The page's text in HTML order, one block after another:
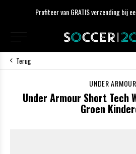
Profiteer van GRATIS verzending bij
Terug
UNDER ARMOUR
Under Armour Short Tech
Groen